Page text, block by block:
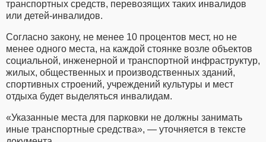
транспортных средств, перевозящих таких инвалидов
или детей-инвалидов.
Согласно закону, не менее 10 процентов мест, но не
менее одного места, на каждой стоянке возле объектов
социальной, инженерной и транспортной инфраструктур,
жилых, общественных и производственных зданий,
спортивных строений, учреждений культуры и мест
отдыха будет выделяться инвалидам.
«Указанные места для парковки не должны занимать
иные транспортные средства», — уточняется в тексте